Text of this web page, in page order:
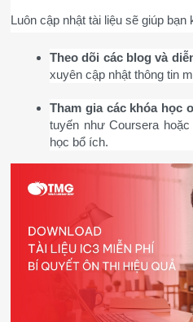
Luôn cập nhật tài liệu sẽ giúp bạn
Theo dõi các blog và
xuyên cập nhật thông tin
Tham gia các khóa học
tuyến như Coursera
học bổ ích.